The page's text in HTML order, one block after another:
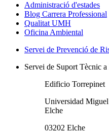
Administració d'estades
Blog Carrera Professional
Qualitat UMH
Oficina Ambiental
Servei de Prevenció de
Servei de Suport Tècnic
Edificio Torrepinet
Universidad
Elche
03202 Elche